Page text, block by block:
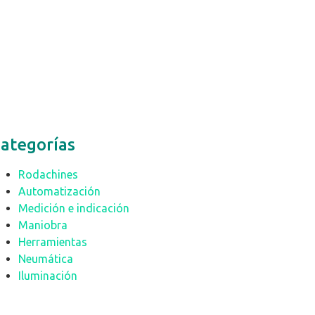
Rodachines
Automatización
Medición e indicación
Maniobra
Herramientas
Neumática
Iluminación